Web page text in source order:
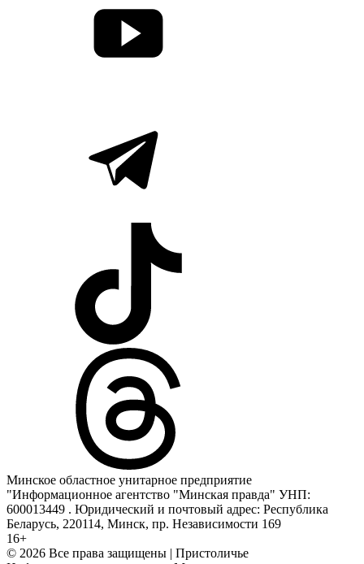
Минское областное унитарное предприятие
"Информационное агентство "Минская правда" УНП:
600013449 . Юридический и почтовый адрес: Республика
Беларусь, 220114, Минск, пр. Независимости 169
16+
© 2026 Все права защищены | Пристоличье